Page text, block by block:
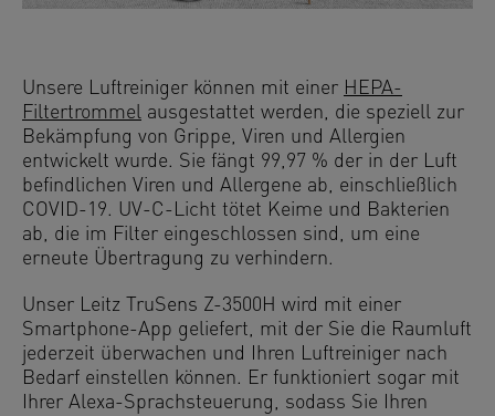
Unsere Luftreiniger können mit einer HEPA-
Filtertrommel ausgestattet werden, die speziell zur
Bekämpfung von Grippe, Viren und Allergien
entwickelt wurde. Sie fängt 99,97 % der in der Luft
befindlichen Viren und Allergene ab, einschließlich
COVID-19. UV-C-Licht tötet Keime und Bakterien
ab, die im Filter eingeschlossen sind, um eine
erneute Übertragung zu verhindern.
Unser Leitz TruSens Z-3500H wird mit einer
Smartphone-App geliefert, mit der Sie die Raumluft
jederzeit überwachen und Ihren Luftreiniger nach
Bedarf einstellen können. Er funktioniert sogar mit
Ihrer Alexa-Sprachsteuerung, sodass Sie Ihren